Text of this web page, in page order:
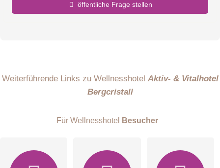
öffentliche Frage stellen
Weiterführende Links zu Wellnesshotel Aktiv- & Vitalhotel
Bergcristall
Für Wellnesshotel Besucher